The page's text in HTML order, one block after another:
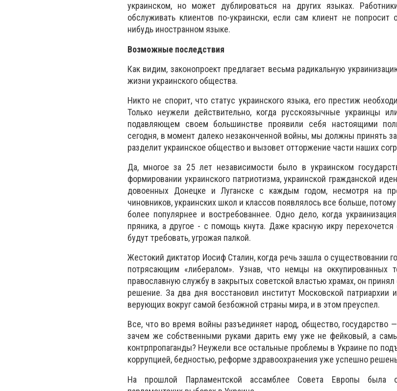
украинском, но может дублироваться на других языках.
обслуживать клиентов по-украински, если сам клиент не попросит
нибудь иностранном языке.
Возможные последствия
Как видим, законопроект предлагает весьма радикальную
жизни украинского общества.
Никто не спорит, что статус украинского языка, его престиж
Только неужели действительно, когда русскоязычные украинцы
подавляющем своем большинстве проявили себя настоящими
сегодня, в момент далеко незаконченной войны, мы должны принять
разделит украинское общество и вызовет отторжение части наших
Да, многое за 25 лет независимости было в украинском
формировании украинского патриотизма, украинской гражданской
довоенных Донецке и Луганске с каждым годом, несмотря на
чиновников, украинских школ и классов появлялось все больше,
более популярнее и востребованнее. Одно дело, когда
пряника, а другое - с помощь кнута. Даже красную икру перехочется
будут требовать, угрожая палкой.
Жестокий диктатор Иосиф Сталин, когда речь зашла о существовании
потрясающим «либералом». Узнав, что немцы на оккупированных
православную службу в закрытых советской властью храмах, он
решение. За два дня восстановил институт Московской патриархии
верующих вокруг самой безбожной страны мира, и в этом преуспел.
Все, что во время войны разъединяет народ, общество, государство —
зачем же собственными руками дарить ему уже не фейковый, а
контрпропаганды? Неужели все остальные проблемы в Украине по
коррупцией, бедностью, реформе здравоохранения уже успешно
На прошлой Парламентской ассамблее Совета Европы была